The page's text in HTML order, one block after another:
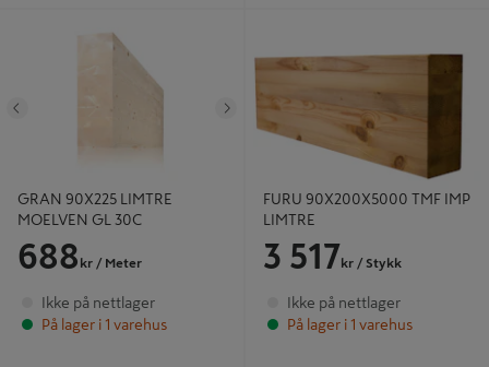
GRAN 90X225 LIMTRE
MOELVEN GL 30C
688 kr / Meter
Ikke på nettlager
På lager i 1 varehus
FURU 90X200X5000 TMF IMP
LIMTRE
3 517kr / Stykk
Ikke på nettlager
På lager i 1 varehus